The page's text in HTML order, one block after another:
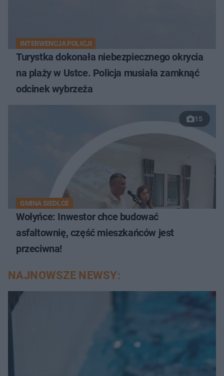
INTERWENCJA POLICJI
Turystka dokonała niebezpiecznego okrycia
na plaży w Ustce. Policja musiała zamknąć
odcinek wybrzeża
15
GMINA SIEDLCE
Wołyńce: Inwestor chce budować
asfaltownię, część mieszkańców jest
przeciwna!
NAJNOWSZE NEWSY: